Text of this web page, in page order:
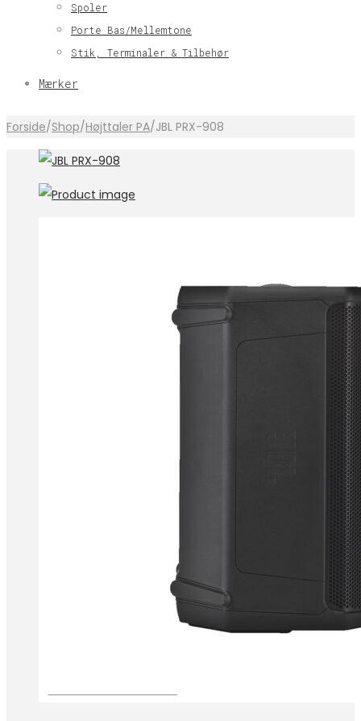
Spoler
Porte Bas/Mellemtone
Stik, Terminaler & Tilbehør
Mærker
Forside/Shop/Højttaler PA/JBL PRX-908